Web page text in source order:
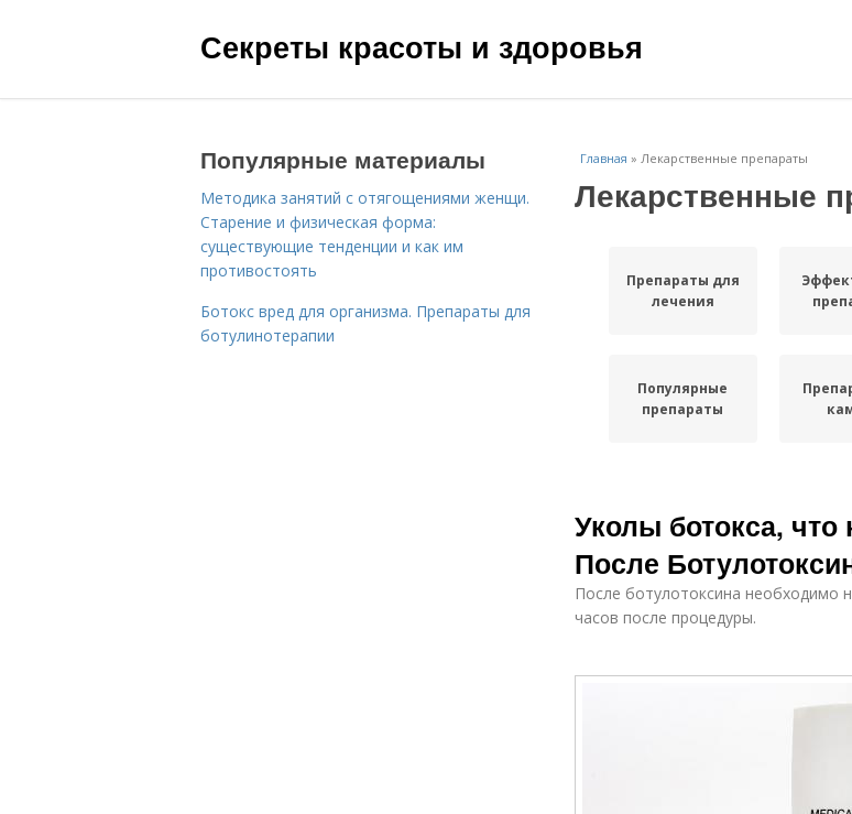
Секреты красоты и здоровья
Главная » Лекарственные препараты
Лекарственные
Препараты для
лечения
Популярные
препараты
препараты
Уколы ботокса, что
После
После ботулотоксина необходимо
часов после процедуры.
Популярные материалы
Методика занятий с отягощениями женщи.
Старение и физическая форма:
существующие тенденции и как им
противостоять
Ботокс вред для организма. Препараты для
ботулинотерапии